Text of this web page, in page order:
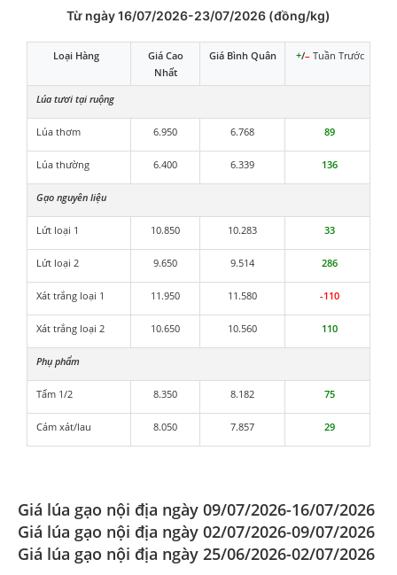
Từ ngày 16/07/2026-23/07/2026 (đồng/kg)
Loại Hàng
Giá Cao
Nhất
Giá Bình Quân +/– Tuần Trước
Lúa tươi tại ruộng
Lúa thơm 6.950 6.768 89
Lúa thường 6.400 6.339 136
Gạo nguyên liệu
Lứt loại 1 10.850 10.283 33
Lứt loại 2 9.650 9.514 286
Xát trắng loại 1 11.950 11.580 -110
Xát trắng loại 2 10.650 10.560 110
Phụ phẩm
Tấm 1/2 8.350 8.182 75
Cám xát/lau 8.050 7.857 29
Giá lúa gạo nội địa ngày 09/07/2026-16/07/2026
Giá lúa gạo nội địa ngày 02/07/2026-09/07/2026
Giá lúa gạo nội địa ngày 25/06/2026-02/07/2026